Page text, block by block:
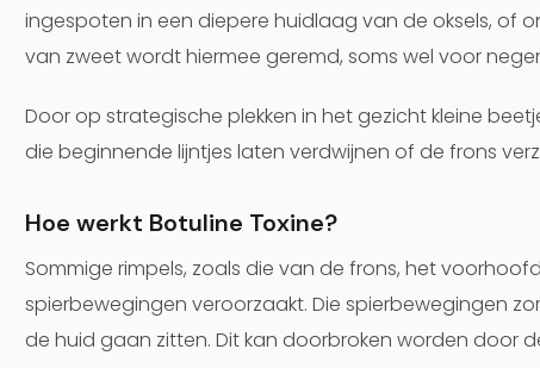
ingespoten in een diepere huidlaag van de oksels, of
van zweet wordt hiermee geremd, soms wel voor
Door op strategische plekken in het gezicht kleine
die beginnende lijntjes laten verdwijnen of de frons
Hoe werkt Botuline Toxine?
Sommige rimpels, zoals die van de frons, het
spierbewegingen veroorzaakt. Die spierbewegingen
de huid gaan zitten. Dit kan doorbroken worden door